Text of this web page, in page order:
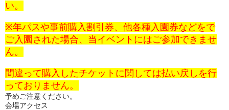
い。
※年パスや事前購入割引券、他各種入園券などをで
ご入園された場合、当イベントにはご参加できませ
ん。
間違って購入したチケットに関しては払い戻しを行
っておりません。
予めご注意ください。
会場アクセス